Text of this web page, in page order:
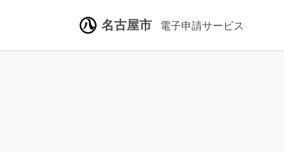
名古屋市 電子申請サービス